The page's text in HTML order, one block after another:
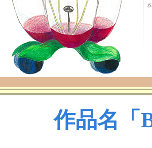
作品名「